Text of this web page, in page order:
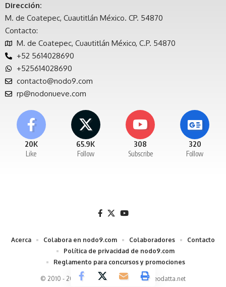
Dirección:
M. de Coatepec, Cuautitlán México. CP. 54870
Contacto:
M. de Coatepec, Cuautitlán México, C.P. 54870
+52 5614028690
+525614028690
contacto@nodo9.com
rp@nodonueve.com
20K
Like
65.9K
Follow
308
Subscribe
320
Follow
© 2010 - 2026 Nodo9 un desarrollo deNeodatta.net
Acerca Colabora en nodo9.com Colaboradores
Contacto
Política de privacidad de nodo9.com
Reglamento para concursos y promociones